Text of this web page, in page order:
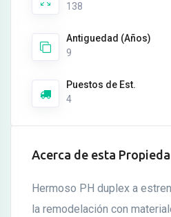
138
Antiguedad (Años)
9
Puestos de Est.
4
Acerca de esta
Hermoso PH duplex a
la remodelación con